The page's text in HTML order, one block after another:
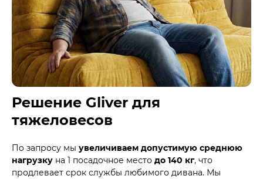
Решение Gliver для
тяжеловесов
По запросу мы увеличиваем допустимую среднюю
нагрузку на 1 посадочное место до 140 кг, что
продлевает срок службы любимого дивана. Мы